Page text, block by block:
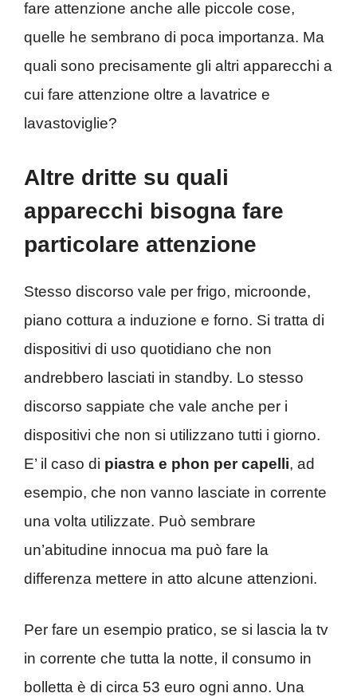
fare attenzione anche alle piccole cose,
quelle he sembrano di poca importanza. Ma
quali sono precisamente gli altri apparecchi a
cui fare attenzione oltre a lavatrice e
lavastoviglie?
Altre dritte su quali
apparecchi bisogna fare
particolare attenzione
Stesso discorso vale per frigo, microonde,
piano cottura a induzione e forno. Si tratta di
dispositivi di uso quotidiano che non
andrebbero lasciati in standby. Lo stesso
discorso sappiate che vale anche per i
dispositivi che non si utilizzano tutti i giorno.
E’ il caso di piastra e phon per capelli, ad
esempio, che non vanno lasciate in corrente
una volta utilizzate. Può sembrare
un’abitudine innocua ma può fare la
differenza mettere in atto alcune attenzioni.
Per fare un esempio pratico, se si lascia la tv
in corrente che tutta la notte, il consumo in
bolletta è di circa 53 euro ogni anno. Una